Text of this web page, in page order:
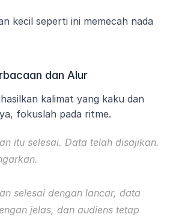
kecil seperti ini memecah nada
dan Alur
kalimat yang kaku dan
fokuslah pada ritme.
itu selesai. Data telah disajikan.
selesai dengan lancar, data
jelas, dan audiens tetap